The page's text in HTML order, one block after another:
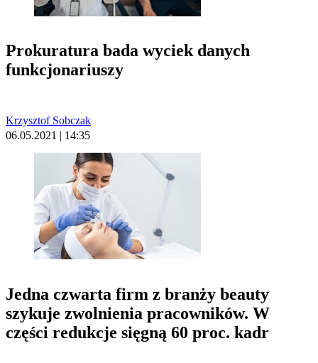
Prokuratura bada wyciek danych
funkcjonariuszy
Krzysztof Sobczak
06.05.2021 | 14:35
Jedna czwarta firm z branży beauty
szykuje zwolnienia pracowników. W
części redukcje sięgną 60 proc. kadr